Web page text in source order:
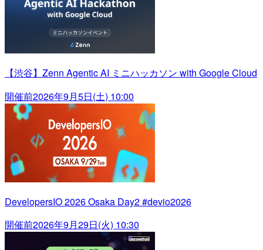
【渋谷】Zenn Agentic AI ミニハッカソン with Google Cloud
開催前2026年9月5日(土) 10:00
DevelopersIO 2026 Osaka Day2 #devio2026
開催前2026年9月29日(火) 10:30